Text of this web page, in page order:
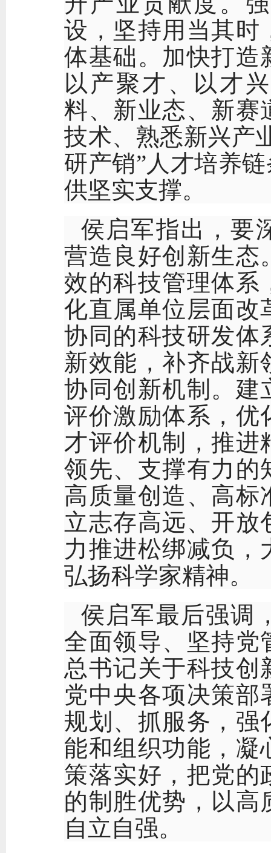
设，坚持用当其时
体基础。加快打造
以产聚才、以才
料、新业态、新赛
技术、熟悉新兴产
研产销”人才培养
供坚实支撑。
侯启军指出，要
营造良好创新生态
效的科技管理体系
化直属单位层面改
协同的科技研发体
新效能，补齐战新
协同创新机制。建
评价激励体系，优
才评价机制，推进
领先、支撑有力的
高质量创造、高标
立志存高远、开放
力推进松绑减负，
弘扬科学家精神。
侯启军最后强调
全面领导、坚持党
总书记关于科技创
党中央各项决策部
规划、抓服务，强
能和组织功能，凝
策落实好，把党的
的制胜优势，以高
自立自强。